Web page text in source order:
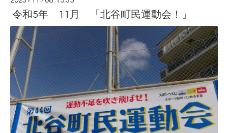
令和5年 11月 「北谷町民運動会！」